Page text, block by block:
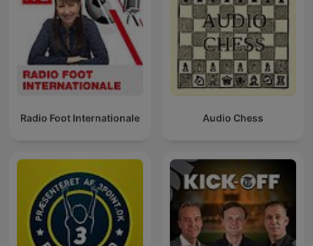
Radio Foot Internationale Audio Chess